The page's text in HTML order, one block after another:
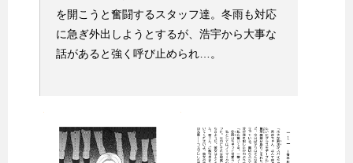
を開こうと奮闘するスタッフ達。冬雨も対応
に急ぎ外出しようとするが、浩宇から大事な
話があると強く呼び止められ…。